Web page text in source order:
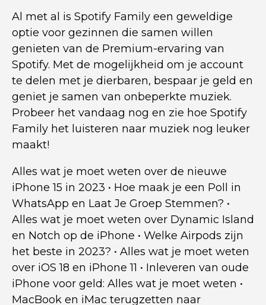
Al met al is Spotify Family een geweldige
optie voor gezinnen die samen willen
genieten van de Premium-ervaring van
Spotify. Met de mogelijkheid om je account
te delen met je dierbaren, bespaar je geld en
geniet je samen van onbeperkte muziek.
Probeer het vandaag nog en zie hoe Spotify
Family het luisteren naar muziek nog leuker
maakt!
Alles wat je moet weten over de nieuwe
iPhone 15 in 2023 • Hoe maak je een Poll in
WhatsApp en Laat Je Groep Stemmen? •
Alles wat je moet weten over Dynamic Island
en Notch op de iPhone • Welke Airpods zijn
het beste in 2023? • Alles wat je moet weten
over iOS 18 en iPhone 11 • Inleveren van oude
iPhone voor geld: Alles wat je moet weten •
MacBook en iMac terugzetten naar